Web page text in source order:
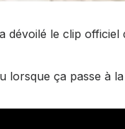
a dévoilé le clip officiel
ça passe à